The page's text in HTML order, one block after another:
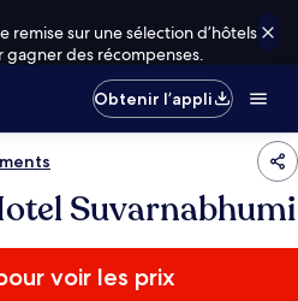
remise sur une sélection d’hôtels
des récompenses.
Obtenir l’appli
Suvarnabhumi
voir les prix